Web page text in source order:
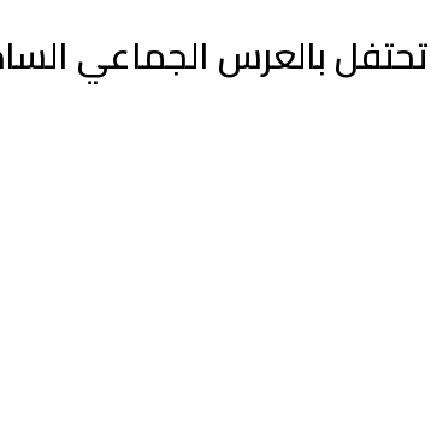
بالعرس الجماعي السادس لـ